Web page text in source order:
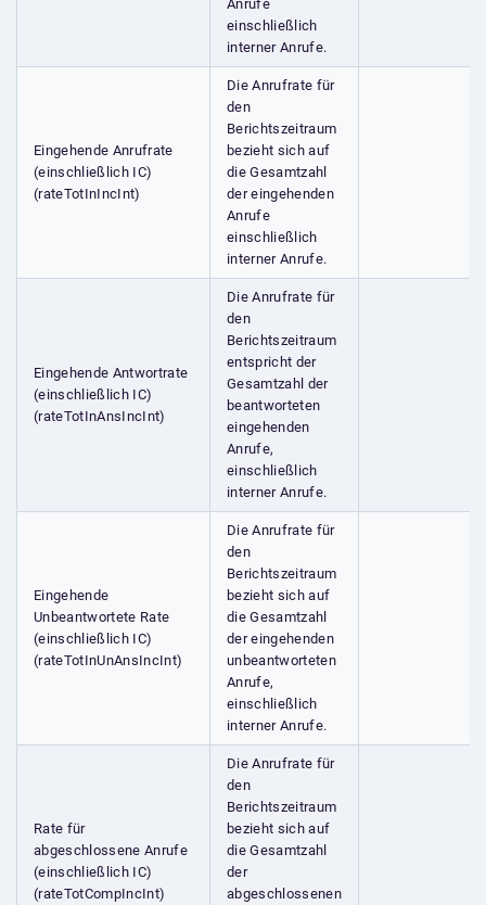
Anrufe
einschließlich
interner Anrufe.
Eingehende Anrufrate
(einschließlich IC)
(rateTotInIncInt)
Die Anrufrate für
den
Berichtszeitraum
bezieht sich auf
die Gesamtzahl
der eingehenden
Anrufe
einschließlich
interner Anrufe.
Eingehende Antwortrate
(einschließlich IC)
(rateTotInAnsIncInt)
Die Anrufrate für
den
Berichtszeitraum
entspricht der
Gesamtzahl der
beantworteten
eingehenden
Anrufe,
einschließlich
interner Anrufe.
Eingehende
Unbeantwortete Rate
(einschließlich IC)
(rateTotInUnAnsIncInt)
Die Anrufrate für
den
Berichtszeitraum
bezieht sich auf
die Gesamtzahl
der eingehenden
unbeantworteten
Anrufe,
einschließlich
interner Anrufe.
Rate für
abgeschlossene Anrufe
(einschließlich IC)
(rateTotCompIncInt)
Die Anrufrate für
den
Berichtszeitraum
bezieht sich auf
die Gesamtzahl
der
abgeschlossenen